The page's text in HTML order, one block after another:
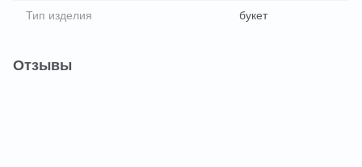
Тип изделия букет
Отзывы